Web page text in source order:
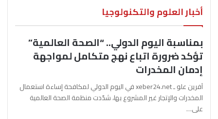
أخبار العلوم والتكنولوجيا
بمناسبة اليوم الدولي.. “الصحة العالمية”
تؤكد ضرورة اتباع نهج متكامل لمواجهة
إدمان المخدرات
آفرين علو ـ xeber24.net في اليوم الدولي لمكافحة إساءة استعمال
المخدرات والإتجار غير المشروع بها، شدّدت منظمة الصحة العالمية
على…